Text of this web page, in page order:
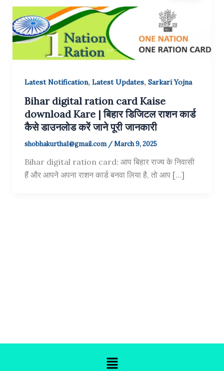
Latest Notification, Latest Updates, Sarkari Yojna
Bihar digital ration card Kaise
download Kare | बिहार डिजिटल राशन कार्ड
कैसे डाउनलोड करें जाने पूरी जानकारी
shobhakurtha1@gmail.com /March 9, 2025
Bihar digital ration card: आप बिहार राज्य के निवासी
हैं और आपने अपना राशन कार्ड बनवा लिया है, तो आप […]
Menu